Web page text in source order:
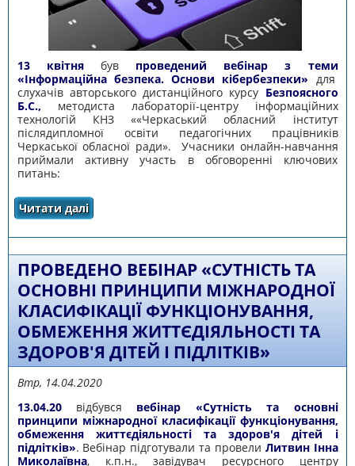
13 квітнябув проведений вебінар з теми
«Інформаційна безпека. Основи кібербезпеки» для
слухачів авторського дистанційного курсу Безпоясного
Б.С., методиста лабораторії-центру інформаційних
технологій КНЗ ««Черкаський обласний інститут
післядипломної освіти педагогічних працівників
Черкаської обласної ради». Учасники онлайн-навчання
приймали активну участь в обговоренні ключових
питань:
Читати далі
ПРОВЕДЕНО ВЕБІНАР «СУТНІСТЬ ТА
ОСНОВНІ ПРИНЦИПИ МІЖНАРОДНОЇ
КЛАСИФІКАЦІЇ ФУНКЦІОНУВАННЯ,
ОБМЕЖЕННЯ ЖИТТЄДІЯЛЬНОСТІ ТА
ЗДОРОВ'Я ДІТЕЙ І ПІДЛІТКІВ»
Втр, 14.04.2020
13.04.20відбувся вебінар «Сутність та основні
принципи міжнародної класифікації функціонування,
обмеження життєдіяльності та здоров'я дітей і
підлітків». Вебінар підготували та провели Литвин Інна
Миколаївна, к.п.н., завідувач ресурсного центру